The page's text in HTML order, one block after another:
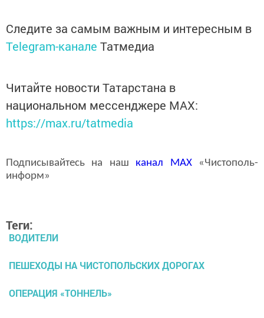
Следите за самым важным и интересным в
Telegram-канале Татмедиа
Читайте новости Татарстана в
национальном мессенджере MАХ:
https://max.ru/tatmedia
Подписывайтесь на наш канал MAX«Чистополь-
информ»
Теги:
ВОДИТЕЛИ
ПЕШЕХОДЫ НА ЧИСТОПОЛЬСКИХ ДОРОГАХ
ОПЕРАЦИЯ «ТОННЕЛЬ»